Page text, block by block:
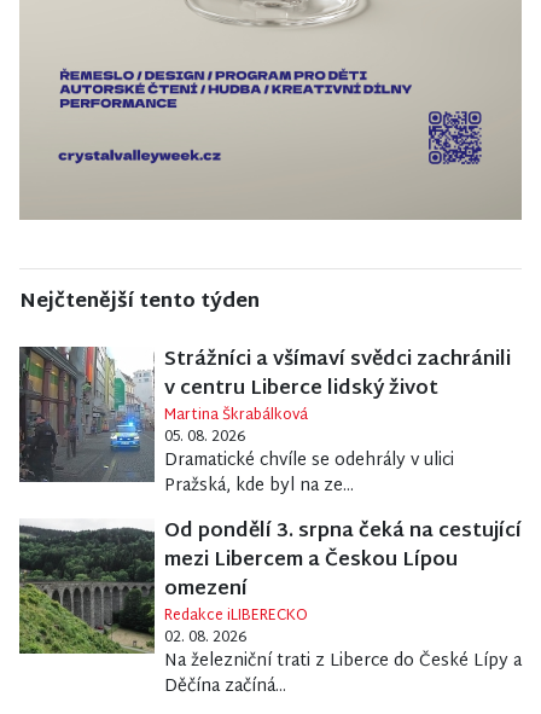
Nejčtenější tento týden
Strážníci a všímaví svědci zachránili
v centru Liberce lidský život
Martina Škrabálková
05. 08. 2026
Dramatické chvíle se odehrály v ulici
Pražská, kde byl na ze...
Od pondělí 3. srpna čeká na cestující
mezi Libercem a Českou Lípou
omezení
Redakce iLIBERECKO
02. 08. 2026
Na železniční trati z Liberce do České Lípy a
Děčína začíná...